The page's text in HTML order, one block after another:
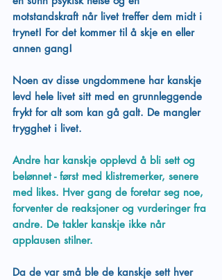
motstandskraft når livet treffer dem midt i
trynet! For det kommer til å skje en eller
annen gang!
Noen av disse ungdommene har kanskje
levd hele livet sitt med en grunnleggende
frykt for alt som kan gå galt. De mangler
trygghet i livet.
Andre har kanskje opplevd å bli sett og
belønnet - først med klistremerker, senere
med likes. Hver gang de foretar seg noe,
forventer de reaksjoner og vurderinger fra
andre. De takler kanskje ikke når
applausen stilner.
Da de var små ble de kanskje sett hver